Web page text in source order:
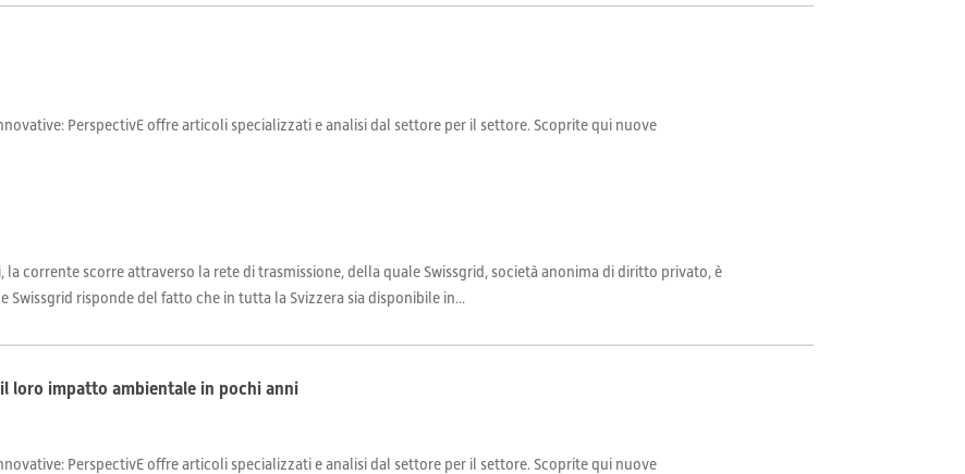
PerspectivE offre articoli specializzati e analisi dal settore per il settore. Scoprite qui nuove
corrente scorre attraverso la rete di trasmissione, della quale Swissgrid, società anonima di diritto privato, è
Swissgrid risponde del fatto che in tutta la Svizzera sia disponibile in...
loro impatto ambientale in pochi anni
PerspectivE offre articoli specializzati e analisi dal settore per il settore. Scoprite qui nuove